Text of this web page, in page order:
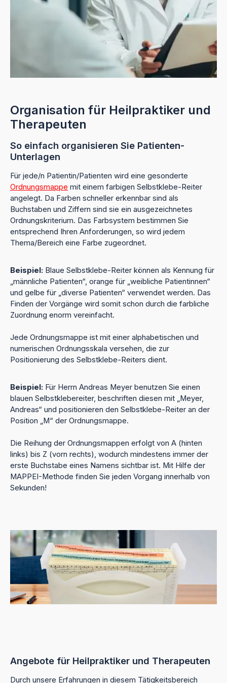
Organisation für Heilpraktiker und
Therapeuten
So einfach organisieren Sie Patienten-
Unterlagen
Für jede/n Patientin/Patienten wird eine gesonderte
Ordnungsmappe mit einem farbigen Selbstklebe-Reiter
angelegt. Da Farben schneller erkennbar sind als
Buchstaben und Ziffern sind sie ein ausgezeichnetes
Ordnungskriterium. Das Farbsystem bestimmen Sie
entsprechend Ihren Anforderungen, so wird jedem
Thema/Bereich eine Farbe zugeordnet.
Beispiel: Blaue Selbstklebe-Reiter können als Kennung für
„männliche Patienten“, orange für „weibliche Patientinnen“
und gelbe für „diverse Patienten“ verwendet werden. Das
Finden der Vorgänge wird somit schon durch die farbliche
Zuordnung enorm vereinfacht.
Jede Ordnungsmappe ist mit einer alphabetischen und
numerischen Ordnungsskala versehen, die zur
Positionierung des Selbstklebe-Reiters dient.
Beispiel: Für Herrn Andreas Meyer benutzen Sie einen
blauen Selbstklebereiter, beschriften diesen mit „Meyer,
Andreas“ und positionieren den Selbstklebe-Reiter an der
Position „M“ der Ordnungsmappe.
Die Reihung der Ordnungsmappen erfolgt von A (hinten
links) bis Z (vorn rechts), wodurch mindestens immer der
erste Buchstabe eines Namens sichtbar ist. Mit Hilfe der
MAPPEI-Methode finden Sie jeden Vorgang innerhalb von
Sekunden!
Angebote für Heilpraktiker und Therapeuten
Durch unsere Erfahrungen in diesem Tätigkeitsbereich